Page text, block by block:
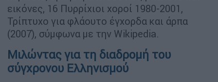
εικόνες, 16 Πυρρίχιοι χοροί 1980-2001,
Τρίπτυχο για φλάουτο έγχορδα και άρπα
(2007), σύμφωνα με την Wikipedia.
Μιλώντας για τη διαδρομή του
σύγχρονου Ελληνισμού